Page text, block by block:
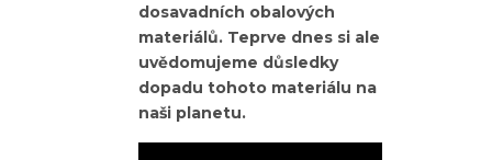
dosavadních obalových
materiálů. Teprve dnes si ale
uvědomujeme důsledky
dopadu tohoto materiálu na
naši planetu.